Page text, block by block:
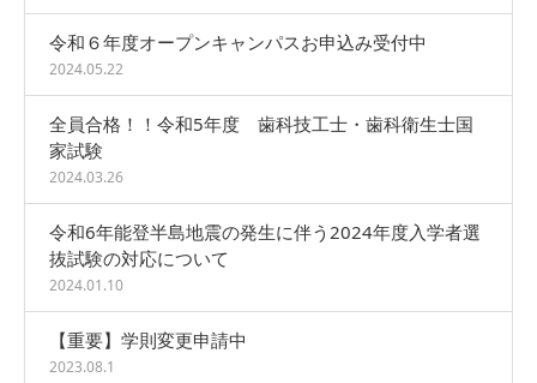
令和６年度オープンキャンパスお申込み受付中
2024.05.22
全員合格！！令和5年度 歯科技工士・歯科衛生士国
家試験
2024.03.26
令和6年能登半島地震の発生に伴う2024年度入学者選
抜試験の対応について
2024.01.10
【重要】学則変更申請中
2023.08.1